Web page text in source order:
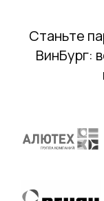
Станьте
ВинБург: